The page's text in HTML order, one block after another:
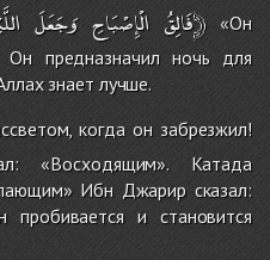
﴾فَالِقُ الْإِصْبَاحِ وَجَعَلَ سَكَنًا﴿«Он
Он предназначил ночь для
знает лучше.
когда он забрезжил!
«Восходящим». Катада
Ибн Джарир сказал:
и становится